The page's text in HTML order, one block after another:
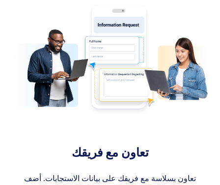
تعاون مع فريقك
تعاون بسلاسة مع فريقك على بيانات الاستجابات. أضف